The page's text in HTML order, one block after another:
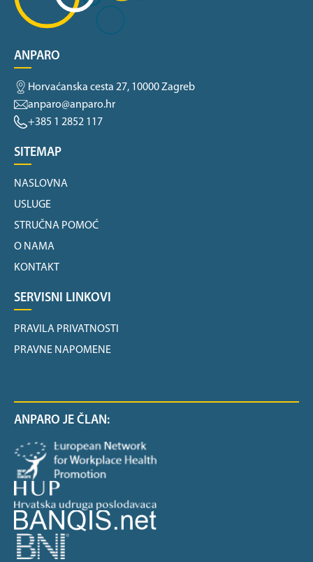
ANPARO
Horvaćanska cesta 27, 10000 Zagreb
anparo@anparo.hr
+385 1 2852 117
SITEMAP
NASLOVNA
USLUGE
STRUČNA POMOĆ
O NAMA
KONTAKT
SERVISNI LINKOVI
PRAVILA PRIVATNOSTI
PRAVNE NAPOMENE
ANPARO JE ČLAN: